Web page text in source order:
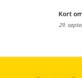
Kort
29.